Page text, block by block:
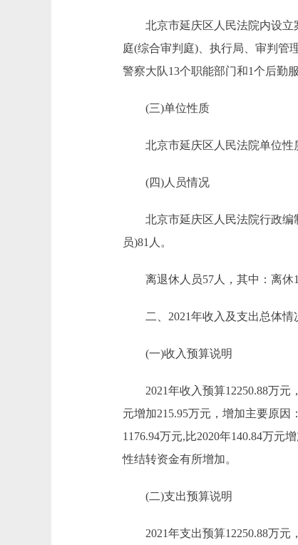
北京市延庆区人民法院内设立案
庭(综合审判庭)、执行局、审判管
警察大队13个职能部门和1个后勤服
(三)单位性质
北京市延庆区人民法院单位性
(四)人员情况
北京市延庆区人民法院行政编制
员)81人。
离退休人员57人，其中：离休1
二、2021年收入及支出总体情
(一)收入预算说明
2021年收入预算12250.88万元，
元增加215.95万元，增加主要原
1176.94万元,比2020年140.84万元
性结转资金有所增加。
(二)支出预算说明
2021年支出预算12250.88万元，